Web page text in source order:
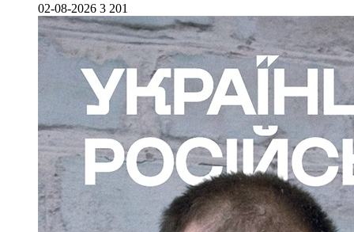
02-08-2026 3 201